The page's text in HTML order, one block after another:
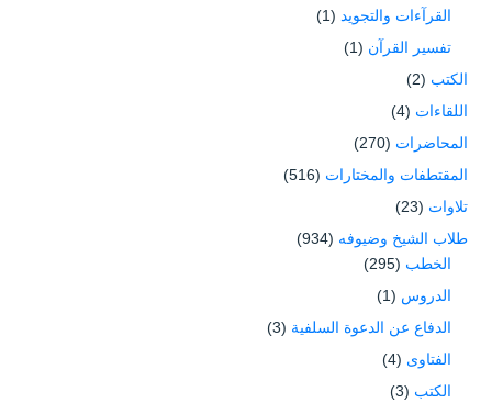
القرآءات والتجويد (1)
تفسير القرآن (1)
الكتب (2)
اللقاءات (4)
المحاضرات (270)
المقتطفات والمختارات (516)
تلاوات (23)
طلاب الشيخ وضيوفه (934)
الخطب (295)
الدروس (1)
الدفاع عن الدعوة السلفية (3)
الفتاوى (4)
الكتب (3)